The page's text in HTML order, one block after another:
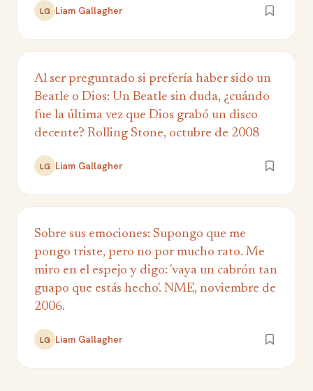
LG Liam Gallagher
Al ser preguntado si prefería haber sido un
Beatle o Dios: Un Beatle sin duda, ¿cuándo
fue la última vez que Dios grabó un disco
decente? Rolling Stone, octubre de 2008
LG Liam Gallagher
Sobre sus emociones: Supongo que me
pongo triste, pero no por mucho rato. Me
miro en el espejo y digo: 'vaya un cabrón tan
guapo que estás hecho'. NME, noviembre de
2006.
LG Liam Gallagher